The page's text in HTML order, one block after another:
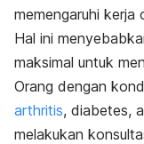
memengaruhi kerja
Hal ini
maksimal untuk
Orang dengan
arthritis, diabetes,
melakukan